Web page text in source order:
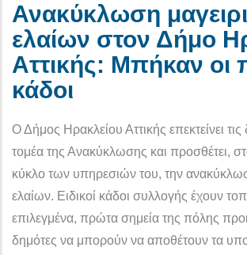
Ανακύκλωση
ελαίων στον Δήμο
Αττικής: Μπήκαν οι
κάδοι
Ο Δήμος Ηρακλείου Αττικής επεκτείνει
τομέα της Ανακύκλωσης και προσθέτει,
κύκλο των υπηρεσιών του, την
ελαίων. Ειδικοί κάδοι συλλογής έχουν
επιλεγμένα, πρώτα σημεία της πόλης
δημότες να μπορούν να αποθέτουν τα